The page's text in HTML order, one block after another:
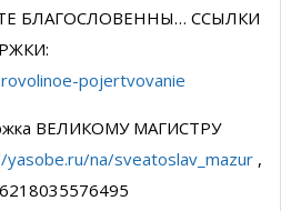
БЛАГОСЛОВЕННЫ… ССЫЛКИ
pojertvovanie
ВЕЛИКОМУ МАГИСТРУ
na/sveatoslav_mazur ,